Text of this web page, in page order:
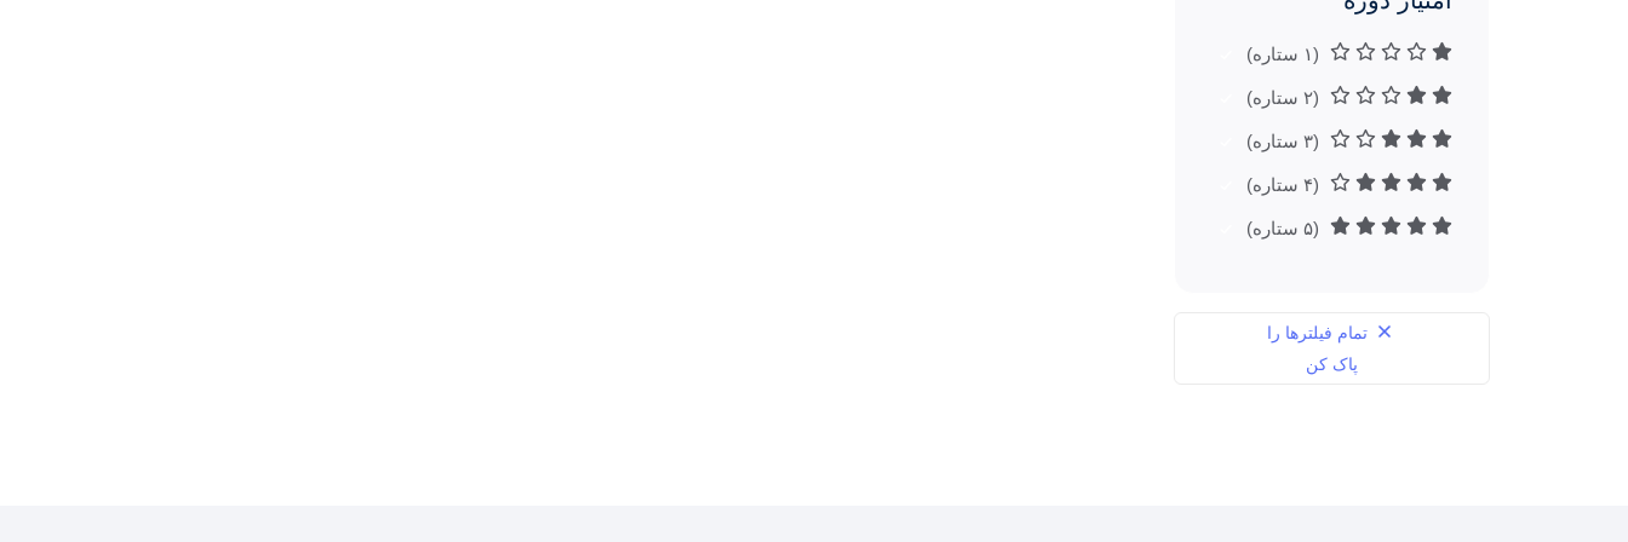
(۱ ستاره)
(۲ ستاره)
(۳ ستاره)
(۴ ستاره)
(۵ ستاره)
تمام فیلترها را
پاک کن